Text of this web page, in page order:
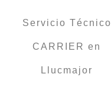
Servicio Técnico
CARRIER en
Llucmajor